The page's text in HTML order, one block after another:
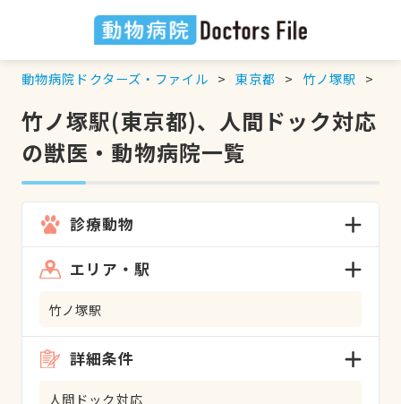
動物病院ドクターズ・ファイル 東京都 竹ノ塚駅
竹ノ塚駅(東京都)、人間ドック対応
の獣医・動物病院一覧
診療動物
エリア・駅
竹ノ塚駅
詳細条件
人間ドック対応